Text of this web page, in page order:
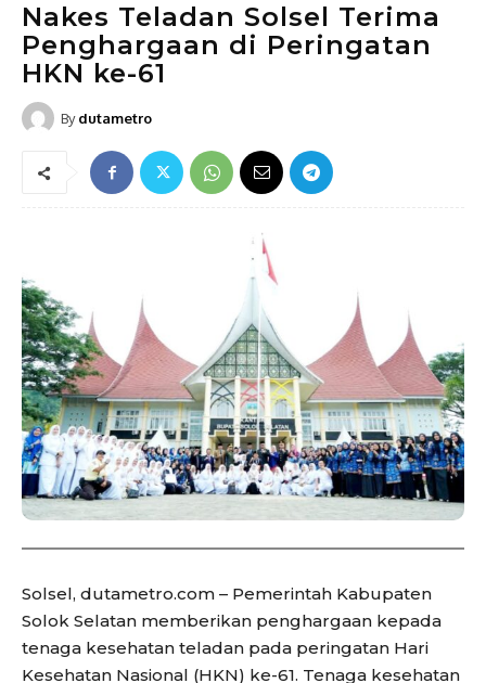
Nakes Teladan Solsel Terima
Penghargaan di Peringatan
HKN ke-61
By dutametro
Solsel, dutametro.com – Pemerintah Kabupaten
Solok Selatan memberikan penghargaan kepada
tenaga kesehatan teladan pada peringatan Hari
Kesehatan Nasional (HKN) ke-61. Tenaga kesehatan